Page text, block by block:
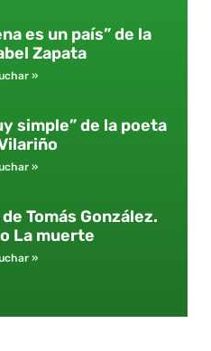
es un país” de la
Zapata
»
simple” de la poeta
»
Tomás González.
La muerte
»